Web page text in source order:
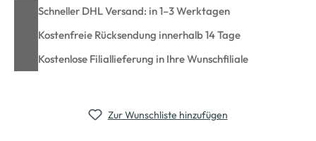
Schneller DHL Versand: in 1–3 Werktagen
Kostenfreie Rücksendung innerhalb 14 Tage
Kostenlose Filiallieferung in Ihre Wunschfiliale
Zur Wunschliste hinzufügen